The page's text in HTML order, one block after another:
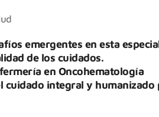
emergentes en esta
de los cuidados.
en Oncohematología
cuidado integral y humanizado